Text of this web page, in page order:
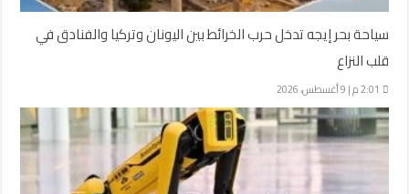
سياحة بحر إيجه تدخل حرب الخرائط بين اليونان وتركيا والفنادق في
قلب النزاع
2:01 م | 9 أغسطس، 2026